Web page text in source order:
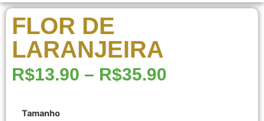
FLOR DE
LARANJEIRA
R$13.90 – R$35.90
Tamanho